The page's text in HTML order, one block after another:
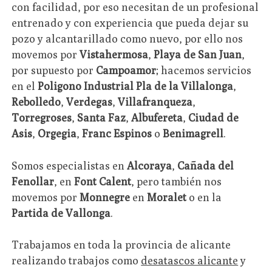
con facilidad, por eso necesitan de un profesional
entrenado y con experiencia que pueda dejar su
pozo y alcantarillado como nuevo, por ello nos
movemos porVistahermosa,Playa de San Juan,
por supuesto por Campoamor; hacemos servicios
en elPoligono Industrial Pla de la Villalonga,
Rebolledo,Verdegas,Villafranqueza,
Torregroses, Santa Faz,Albufereta, Ciudad de
Asis, Orgegia,Franc Espinos oBenimagrell.
Somos especialistas enAlcoraya, Cañada del
Fenollar, enFont Calent, pero también nos
movemos porMonnegre enMoraleto en la
Partida de Vallonga.
Trabajamos en toda la provincia de alicante
realizando trabajos como desatascos alicantey